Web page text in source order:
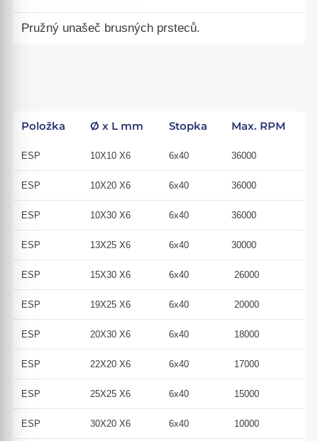
Pružný unašeč brusných prsteců.
Položka Ø x L mm Stopka Max. RPM
ESP 10X10 X6 6x40 36000
ESP 10X20 X6 6x40 36000
ESP 10X30 X6 6x40 36000
ESP 13X25 X6 6x40 30000
ESP 15X30 X6 6x40 26000
ESP 19X25 X6 6x40 20000
ESP 20X30 X6 6x40 18000
ESP 22X20 X6 6x40 17000
ESP 25X25 X6 6x40 15000
ESP 30X20 X6 6x40 10000